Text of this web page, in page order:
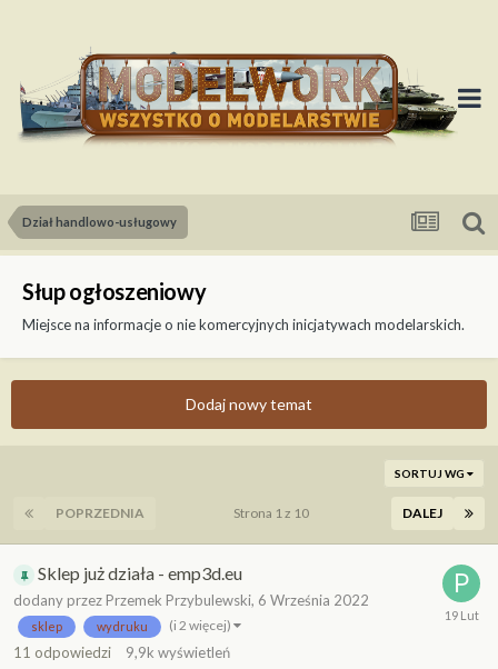
Dział handlowo-usługowy
Słup ogłoszeniowy
Miejsce na informacje o nie komercyjnych inicjatywach modelarskich.
Dodaj nowy temat
SORTUJ WG
POPRZEDNIA DALEJ
Strona 1 z 10
Sklep już działa - emp3d.eu
dodany przez Przemek Przybulewski, 6 Września 2022
sklep wydruku (i 2 więcej)
11 odpowiedzi 9,9k wyświetleń